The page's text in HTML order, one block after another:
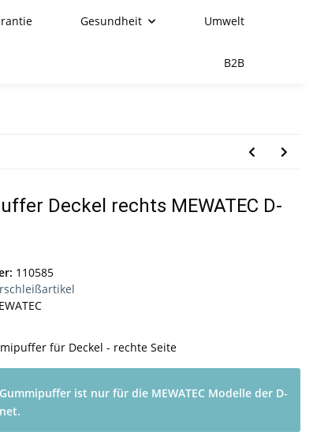
Gesundheit Umwelt
B2B
Deckel rechts MEWATEC D-
110585
für Deckel - rechte Seite
ist nur für die MEWATEC Modelle der D-